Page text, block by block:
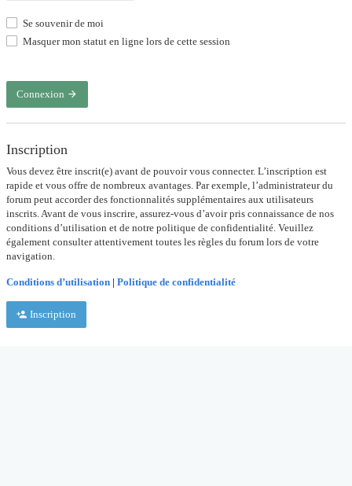
Se souvenir de moi
Masquer mon statut en ligne lors de cette session
Connexion
Inscription
Vous devez être inscrit(e) avant de pouvoir vous connecter. L’inscription est
rapide et vous offre de nombreux avantages. Par exemple, l’administrateur du
forum peut accorder des fonctionnalités supplémentaires aux utilisateurs
inscrits. Avant de vous inscrire, assurez-vous d’avoir pris connaissance de nos
conditions d’utilisation et de notre politique de confidentialité. Veuillez
également consulter attentivement toutes les règles du forum lors de votre
navigation.
Conditions d’utilisation | Politique de confidentialité
Inscription